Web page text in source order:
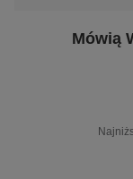
Mówią